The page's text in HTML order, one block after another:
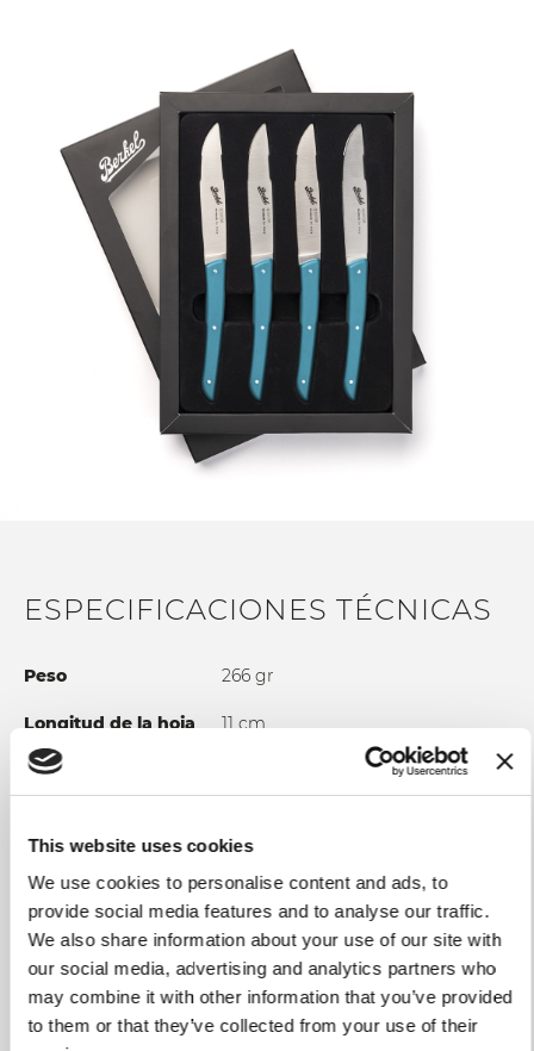
This website uses cookies
We use cookies to personalise content and ads, to
provide social media features and to analyse our traffic.
We also share information about your use of our site with
our social media, advertising and analytics partners who
may combine it with other information that you’ve provided
to them or that they’ve collected from your use of their
- Acero inoxidable 1.4034 AISI 420; Tratamiento
térmico: 56 HRC
– 1.4034 El AISI 420 es el grado de acero
martensitínico más empleado en el sector de la
cuchillería, porque presenta buena resistencia a la
corrosión y permite un afilado sencillo.
- Dureza tras el tratamiento térmico 56 hrc
- Espesor hoja 2.25 mm
- Hoja lisa
- Logo Berkel grabado en la hoja
- Polímero termoplástico resistente a las altas
temperaturas máx. 120°C
USO y MANTENIMIENTO
- No utilizar tejidos y esponjas abrasivas
ESPECIFICACIONES TÉCNICAS
Peso 266 gr
Longitud de la hoja 11 cm
Longitud total
Tratamiento térmico: 56 HRC
Sujeción
Polímero termoplástico resistente
a las altas temperaturas máx.
120°C
Uso y mantenimiento
Lavable en lavavajillas, se
recomienda secar el cuchillo
después de cada lavado. No